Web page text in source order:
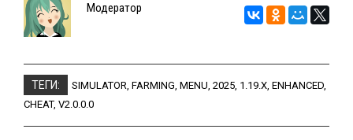
Модератор
ТЕГИ: SIMULATOR, FARMING, MENU, 2025, 1.19.X, ENHANCED,
CHEAT, V2.0.0.0